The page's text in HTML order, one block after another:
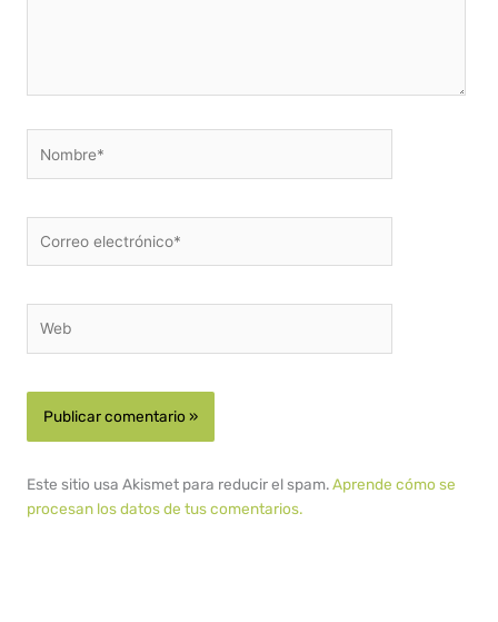
electrónico*
Este sitio usa Akismet para reducir el spam.Aprende cómo se
procesan los datos de tus comentarios.